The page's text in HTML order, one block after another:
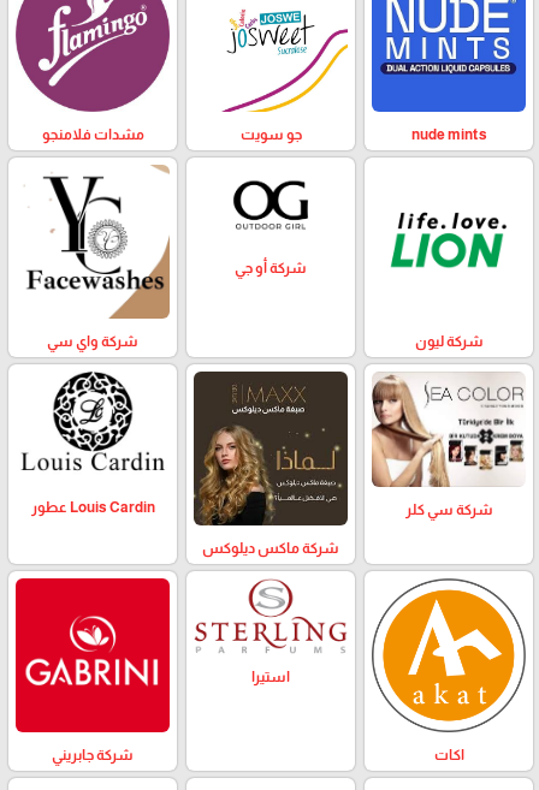
nude mints جو سويت مشدات فلامنجو
شركة ليون
شركة أو جي
شركة واي سي
شركة سي كلر
شركة ماكس ديلوكس
Louis Cardin عطور
اكات
استيرا
شركة جابريني